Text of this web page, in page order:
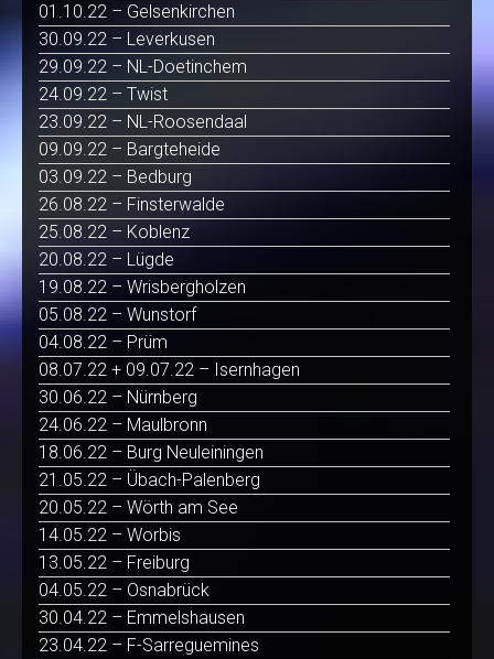
01.10.22 – Gelsenkirchen
30.09.22 – Leverkusen
29.09.22 – NL-Doetinchem
24.09.22 – Twist
23.09.22 – NL-Roosendaal
09.09.22 – Bargteheide
03.09.22 – Bedburg
26.08.22 – Finsterwalde
25.08.22 – Koblenz
20.08.22 – Lügde
19.08.22 – Wrisbergholzen
05.08.22 – Wunstorf
04.08.22 – Prüm
08.07.22 + 09.07.22 – Isernhagen
30.06.22 – Nürnberg
24.06.22 – Maulbronn
18.06.22 – Burg Neuleiningen
21.05.22 – Übach-Palenberg
20.05.22 – Wörth am See
14.05.22 – Worbis
13.05.22 – Freiburg
04.05.22 – Osnabrück
30.04.22 – Emmelshausen
23.04.22 – F-Sarreguemines